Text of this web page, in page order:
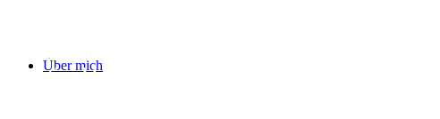
Über mich
Ich schenke Ihnen das Berufsrad, ein nützliches
Situation klarer und erkennen, wo Ihr Berufsrad